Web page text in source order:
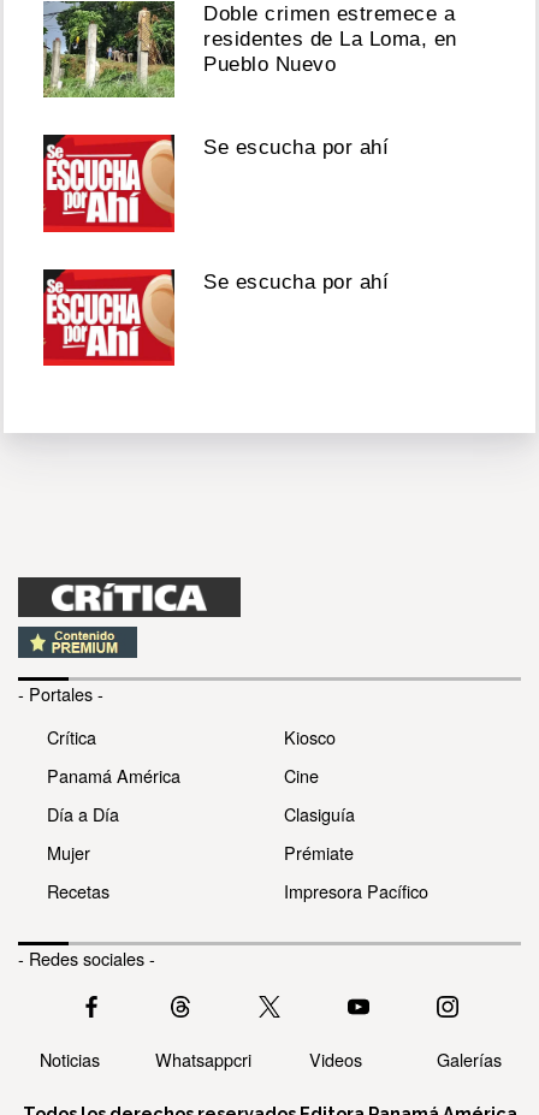
Doble crimen estremece a
residentes de La Loma, en
Pueblo Nuevo
Se escucha por ahí
Se escucha por ahí
- Portales -
Crítica
Panamá América
Día a Día
Mujer
Recetas
Kiosco
Cine
Clasiguía
Prémiate
Impresora Pacífico
- Redes sociales -
Noticias Whatsappcri Videos Galerías